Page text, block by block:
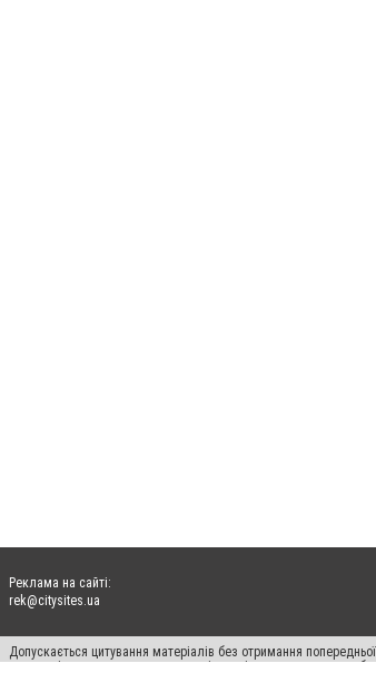
Реклама на сайті:
rek@citysites.ua
Допускається цитування матеріалів без отримання
систем гіперпосилання на цитовані статті не нижче другого